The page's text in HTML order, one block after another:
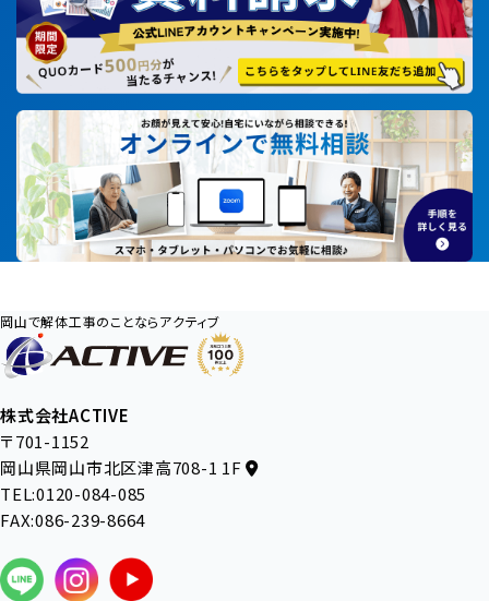
岡山で解体工事のことならアクティブ
株式会社ACTIVE
〒701-1152
岡山県岡山市北区津高708-1 1F
TEL:0120-084-085
FAX:086-239-8664